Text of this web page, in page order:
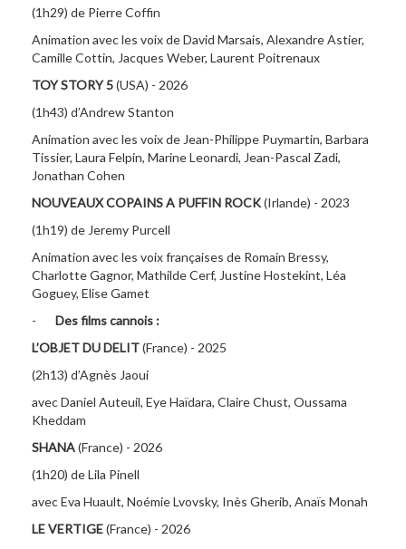
(1h29) de Pierre Coffin
Animation avec les voix de David Marsais, Alexandre Astier,
Camille Cottin, Jacques Weber, Laurent Poitrenaux
TOY STORY 5(USA) - 2026
(1h43) d’Andrew Stanton
Animation avec les voix de Jean-Philippe Puymartin, Barbara
Tissier, Laura Felpin, Marine Leonardi, Jean-Pascal Zadi,
Jonathan Cohen
NOUVEAUX COPAINS A PUFFIN ROCK(Irlande) - 2023
(1h19) de Jeremy Purcell
Animation avec les voix françaises de Romain Bressy,
Charlotte Gagnor, Mathilde Cerf, Justine Hostekint, Léa
Goguey, Elise Gamet
- Des films cannois :
L’OBJET DU DELIT(France) - 2025
(2h13) d’Agnès Jaoui
avec Daniel Auteuil, Eye Haïdara, Claire Chust, Oussama
Kheddam
SHANA(France) - 2026
(1h20) de Lila Pinell
avec Eva Huault, Noémie Lvovsky, Inès Gherib, Anaïs Monah
LE VERTIGE(France) - 2026